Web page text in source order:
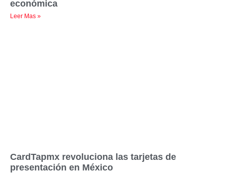
económica
Leer Mas »
CardTapmx revoluciona las tarjetas de
presentación en México